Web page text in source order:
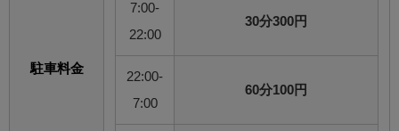
駐車料金
7:00-
22:00
30分300円
22:00-
7:00
60分100円